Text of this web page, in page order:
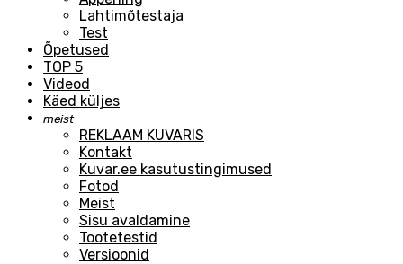
Lahtimõtestaja
Test
Õpetused
TOP 5
Videod
Käed küljes
meist
REKLAAM KUVARIS
Kontakt
Kuvar.ee kasutustingimused
Fotod
Meist
Sisu avaldamine
Tootetestid
Versioonid